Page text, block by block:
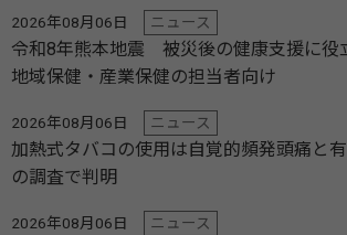
2026年08月06日 ニュース
令和8年熊本地震 被災後の健康支援に
地域保健・産業保健の担当者向け
2026年08月06日 ニュース
加熱式タバコの使用は自覚的頻発頭痛と
の調査で判明
2026年08月06日 ニュース